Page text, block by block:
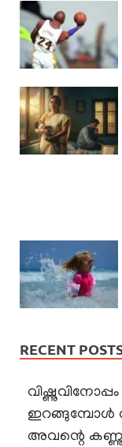
RECENT
ഇറങ്ങുമ്പോൾ
അവന്റെ